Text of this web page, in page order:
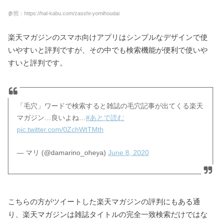
参照：https://hal-kabu.com/zasshi-yomihoudai
楽天マガジンのスマホ向けアプリはシンプルなデザインで使
いやすいと評判ですが、その中でも検索機能が便利で使いや
すいと評判です。
「毛穴」ワードで検索すると雑誌の毛穴記事が出てくる楽天
マガジン…良いよね…#あとで読む
pic.twitter.com/0ZchWtTMth
— マリ (@damarino_oheya)June 8, 2020
こちらの方がツイートした楽天マガジンの評判にもある通
り、楽天マガジンは雑誌タイトルの完全一致検索だけではな